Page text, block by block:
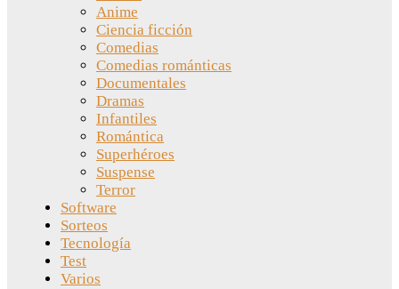
Anime
Ciencia ficción
Comedias
Comedias románticas
Documentales
Dramas
Infantiles
Romántica
Superhéroes
Suspense
Terror
Software
Sorteos
Tecnología
Test
Varios